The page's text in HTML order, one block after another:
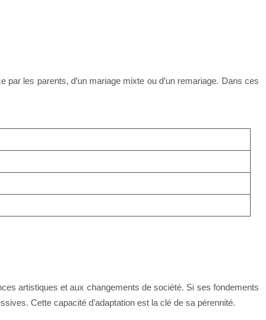
les parents, d’un mariage mixte ou d’un remariage. Dans ces
artistiques et aux changements de société. Si ses fondements
Cette capacité d’adaptation est la clé de sa pérennité.